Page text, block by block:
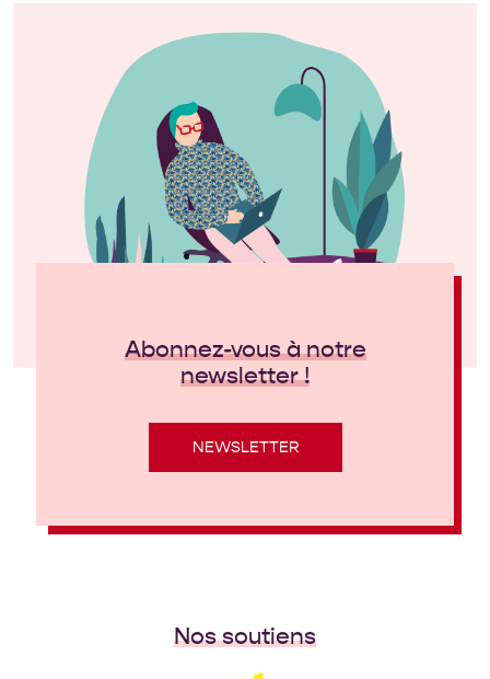
Abonnez-vous à notre
newsletter !
NEWSLETTER
Nos soutiens